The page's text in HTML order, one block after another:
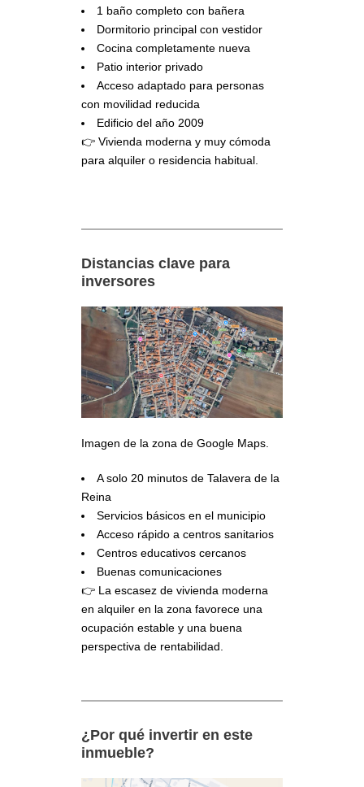
1 baño completo con bañera
Dormitorio principal con vestidor
Cocina completamente nueva
Patio interior privado
Acceso adaptado para personas
con movilidad reducida
Edificio del año 2009
👉 Vivienda moderna y muy cómoda
para alquiler o residencia habitual.
Distancias clave para
inversores
Imagen de la zona de Google Maps.
A solo 20 minutos de Talavera de la
Reina
Servicios básicos en el municipio
Acceso rápido a centros sanitarios
Centros educativos cercanos
Buenas comunicaciones
👉 La escasez de vivienda moderna
en alquiler en la zona favorece una
ocupación estable y una buena
perspectiva de rentabilidad.
¿Por qué invertir en este
inmueble?